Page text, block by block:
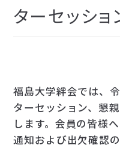
ターセッシ
福島大学絆会では、
ターセッション、懇
します。会員の皆様
通知および出欠確認